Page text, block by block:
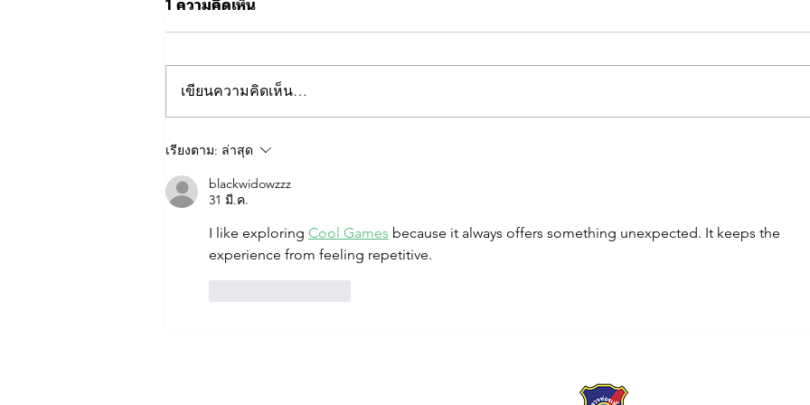
📍🚗 แผนที่จุดจอดรถสำหรับผู้
เข้าร่วมกิจกรรมฟุตบอลการ
กุศล ⚽💙
1 ความคิดเห็น
เขียนความคิดเห็น…
เรียงตาม: ล่าสุด
blackwidowzzz
31 มี.ค.
I like exploring Cool Games because it always offers something unexpected. It keeps the
experience from feeling repetitive.